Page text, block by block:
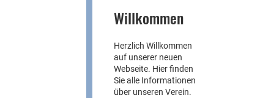
Willkommen
Herzlich Willkommen
auf unserer neuen
Webseite. Hier finden
Sie alle Informationen
über unseren Verein.